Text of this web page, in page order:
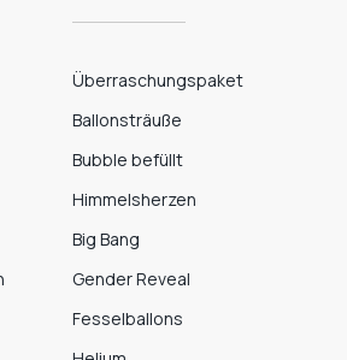
Überraschungspaket
Ballonsträuße
Bubble befüllt
Himmelsherzen
Big Bang
Gender Reveal
Fesselballons